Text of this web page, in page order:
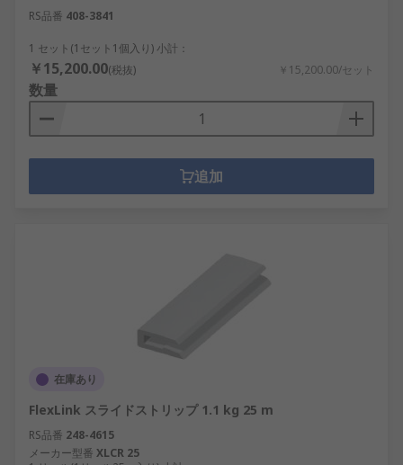
RS品番 408-3841
1 セット(1セット1個入り) 小計：
￥15,200.00(税抜) ￥15,200.00/セット
数量
追加
在庫あり
FlexLink スライドストリップ 1.1 kg 25 m
RS品番 248-4615
メーカー型番 XLCR 25